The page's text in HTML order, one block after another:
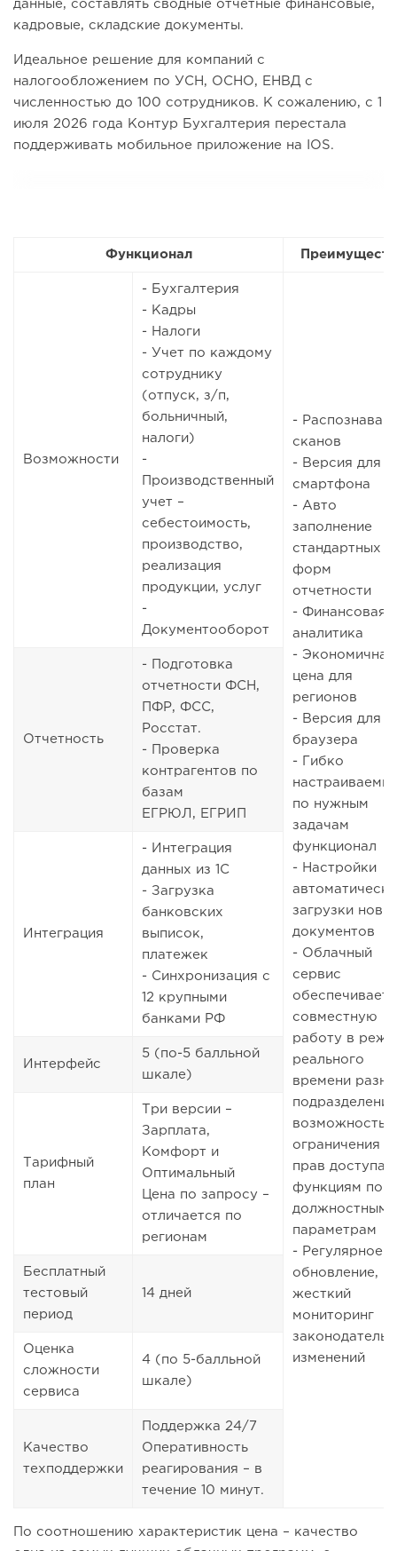
данные, составлять сводные отчетные финансовые,
кадровые, складские документы.
Идеальное решение для компаний с
налогообложением по УСН, ОСНО, ЕНВД с
численностью до 100 сотрудников. К сожалению, с 1
июля 2026 года Контур Бухгалтерия перестала
поддерживать мобильное приложение на IOS.
Функционал
Возможности
- Бухгалтерия
- Кадры
- Налоги
- Учет по каждому
сотруднику
(отпуск, з/п,
больничный,
налоги)
-
Производственный
учет –
себестоимость,
производство,
реализация
продукции, услуг
-
Документооборот
-
сканов
- Версия для
смартфона
- Авто
заполнение
стандартных
форм
отчетности
- Финансовая
аналитика
- Экономичная
цена для
регионов
- Версия для
браузера
- Гибко
по нужным
задачам
функционал
- Настройки
загрузки
документов
- Облачный
сервис
обеспечивает
совместную
работу в
реального
времени
возможностью
ограничения
прав доступа е
функциям по
должностным
параметрам
- Регулярное
обновление,
жесткий
мониторинг
изменений
Отчетность
- Подготовка
отчетности ФСН,
ПФР, ФСС,
Росстат.
- Проверка
контрагентов по
базам
ЕГРЮЛ, ЕГРИП
Интеграция
- Интеграция
данных из 1С
- Загрузка
банковских
выписок,
платежек
- Синхронизация с
12 крупными
банками РФ
Интерфейс
5 (по-5 балльной
шкале)
Тарифный
план
Три версии –
Зарплата,
Комфорт и
Оптимальный
Цена по запросу –
отличается по
регионам
Бесплатный
тестовый
период
14 дней
Оценка
сложности
сервиса
4 (по 5-балльной
шкале)
Качество
техподдержки
Поддержка 24/7
Оперативность
реагирования – в
течение 10 минут.
По соотношению характеристик цена – качество